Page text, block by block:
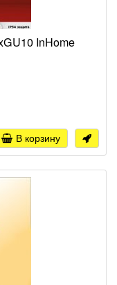
InHome
В корзину